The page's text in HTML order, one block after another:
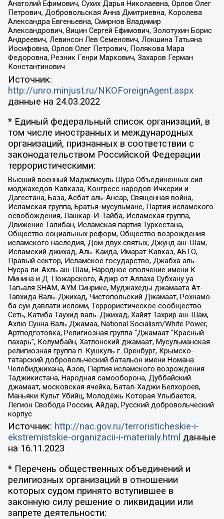
Анатолий Ефимович, Сухих Дарья Николаевна, Орлов Олег
Петрович, Добровольская Анна Дмитриевна, Королева
Александра Евгеньевна, Смирнов Владимир
Александрович, Вицин Сергей Ефимович, Золотухин Борис
Андреевич, Левинсон Лев Семенович, Локшина Татьяна
Иосифовна, Орлов Олег Петрович, Полякова Мара
Федоровна, Резник Генри Маркович, Захаров Герман
Константинович
Источник:
http://unro.minjust.ru/NKOForeignAgent.aspx
данные на 24.03.2022
* Единый федеральный список организаций, в
том числе иностранных и международных
организаций, признанных в соответствии с
законодательством Российской Федерации
террористическими:
Высший военный Маджлисуль Шура Объединенных сил
моджахедов Кавказа, Конгресс народов Ичкерии и
Дагестана, База, Асбат аль-Ансар, Священная война,
Исламская группа, Братья-мусульмане, Партия исламского
освобождения, Лашкар-И-Тайба, Исламская группа,
Движение Талибан, Исламская партия Туркестана,
Общество социальных реформ, Общество возрождения
исламского наследия, Дом двух святых, Джунд аш-Шам,
Исламский джихад, Аль-Каида, Имарат Кавказ, АБТО,
Правый сектор, Исламское государство, Джабха аль-
Нусра ли-Ахль аш-Шам, Народное ополчение имени К.
Минина и Д. Пожарского, Аджр от Аллаха Субхану уа
Тагьаля SHAM, АУМ Синрике, Муджахеды джамаата Ат-
Тавхида Валь-Джихад, Чистопольский Джамаат, Рохнамо
ба суи давлати исломи, Террористическое сообщество
Сеть, Катиба Таухид валь-Джихад, Хайят Тахрир аш-Шам,
Ахлю Сунна Валь Джамаа, National Socialism/White Power,
Артподготовка, Религиозная группа “Джамаат “Красный
пахарь”, Колумбайн, Хатлонский джамаат, Мусульманская
религиозная группа п. Кушкуль г. Оренбург, Крымско-
татарский добровольческий батальон имени Номана
Челебиджихана, Азов, Партия исламского возрождения
Таджикистана, Народная самооборона, Дуббайский
джамаат, московская ячейка, Батал-Хаджи Белхороев,
Маньяки Культ Убийц, Молодёжь Которая Улыбается,
Легион Свобода России, Айдар, Русский добровольческий
корпус
Источник: http://nac.gov.ru/terroristicheskie-i-
ekstremistskie-organizacii-i-materialy.html данные
на 16.11.2023
* Перечень общественных объединений и
религиозных организаций в отношении
которых судом принято вступившее в
законную силу решение о ликвидации или
запрете деятельности: